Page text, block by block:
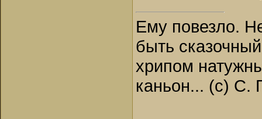
Ему повезло.
быть
хрипом
каньон... (с) С.